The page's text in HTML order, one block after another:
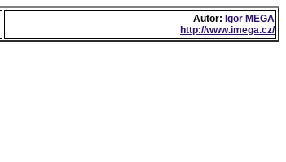
Autor: Igor MEGA
http://www.imega.cz/